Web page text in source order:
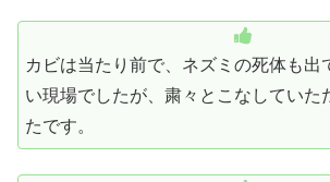
カビは当たり前で、ネズミの死体も出
い現場でしたが、粛々とこなしていた
たです。